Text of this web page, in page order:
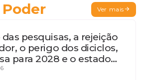
Ver mais
pesquisas, a rejeição
o perigo dos diciclos,
para 2028 e o estado
mundial